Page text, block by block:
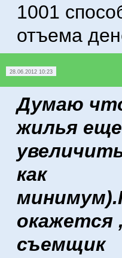
1001
отъема
28.06.2012 10:23
Думаю
жилья еще
как
окажется
съемщик